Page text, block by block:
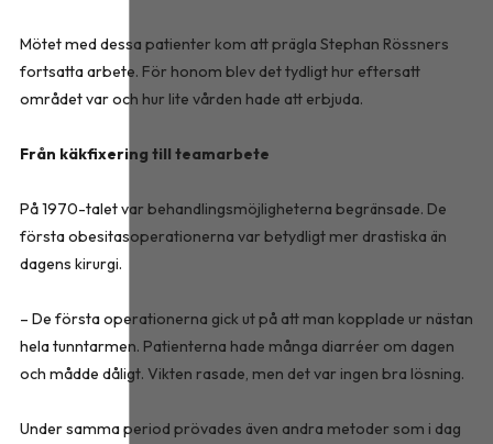
Mötet med dessa patienter kom att prägla Stephan Rössners
fortsatta arbete. För honom blev det tydligt hur eftersatt
området var och hur lite vården hade att erbjuda.
Från käkfixering till teamarbete
På 1970-talet var behandlingsmöjligheterna begränsade. De
första obesitasoperationerna var betydligt mer drastiska än
dagens kirurgi.
– De första operationerna gick ut på att man kopplade ur nästan
hela tunntarmen. Patienterna hade många diarréer om dagen
och mådde dåligt. Vikten rasade, men det var ingen bra lösning.
Under samma period prövades även andra metoder som i dag